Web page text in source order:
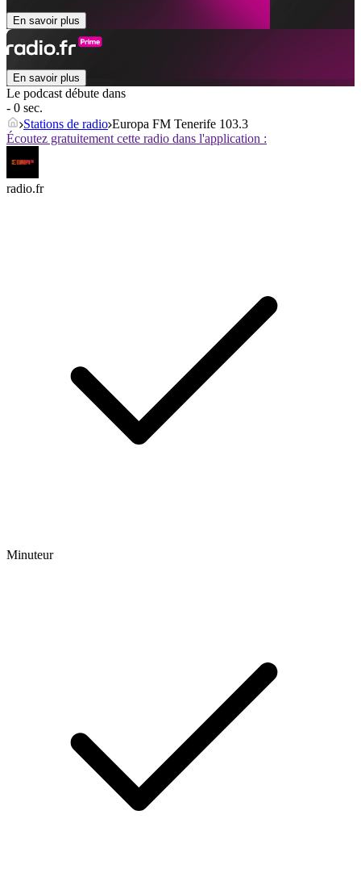
En savoir plus
En savoir plus
Le podcast débute dans
- 0 sec.
Stations de radio Europa FM Tenerife 103.3
Écoutez gratuitement cette radio dans l'application :
radio.fr
Minuteur